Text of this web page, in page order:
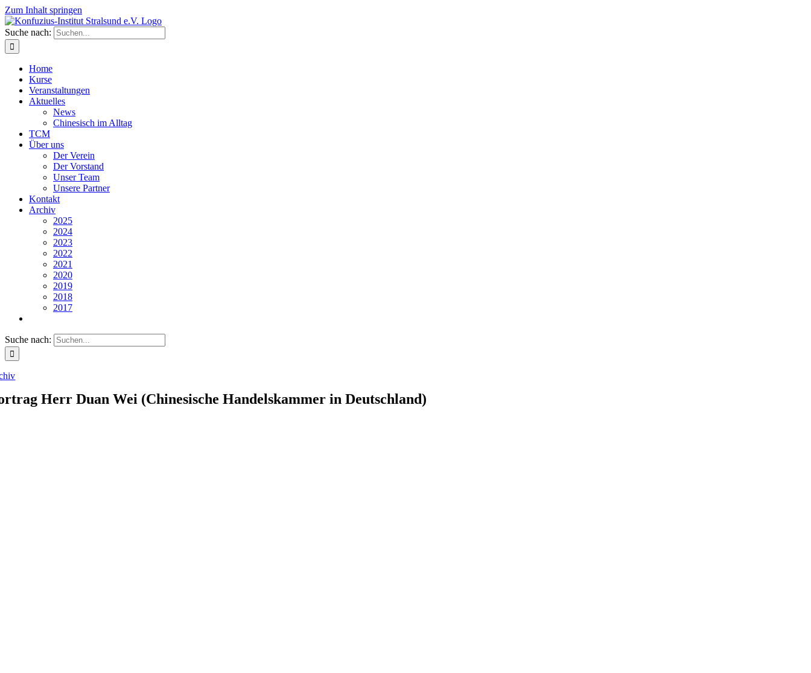
Zum Inhalt springen
Suche nach:
Home
Kurse
Veranstaltungen
Aktuelles
News
Chinesisch im Alltag
TCM
Über uns
Der Verein
Der Vorstand
Unser Team
Unsere Partner
Kontakt
Archiv
2025
2024
2023
2022
2021
2020
2019
2018
2017
Suche nach:
Herr Duan Wei (Chinesische Handelskammer in Deutschland)